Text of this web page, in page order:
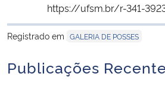
Ministério da Mulher, da Família e dos Direitos
https://ufsm.br/r-341-
Registrado em GALERIA DE POSSES
Publicações